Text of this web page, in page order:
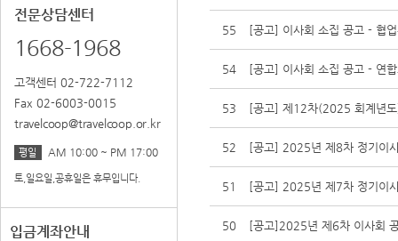
전문상담센터
1668-1968
고객센터 02-722-7112
Fax 02-6003-0015
travelcoop@travelcoop.or.kr
평일 AM 10:00 ~ PM 17:00
토,일요일,공휴일은 휴무입니다.
입금계좌안내
55 [공고] 이사회 소집 공고 - 협
54 [공고] 이사회 소집 공고 - 연
53 [공고] 제12차(2025 회계년
52 [공고] 2025년 제8차 정기이
51 [공고] 2025년 제7차 정기이
50 [공고]2025년 제6차 이사회